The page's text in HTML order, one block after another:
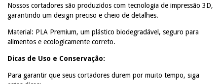
Nossos cortadores são produzidos com tecnologia de impressão 3D,
garantindo um design preciso e cheio de detalhes.
Material: PLA Premium, um plástico biodegradável, seguro para
alimentos e ecologicamente correto.
Dicas de Uso e Conservação:
Para garantir que seus cortadores durem por muito tempo, siga